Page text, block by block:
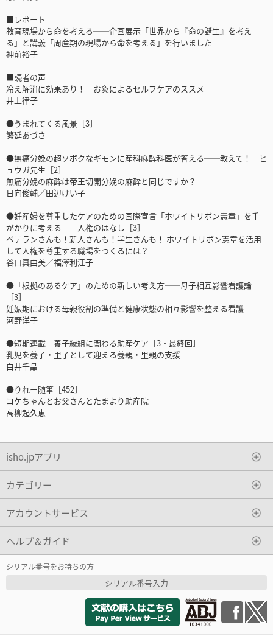
■レポート
教育現場から命を考える──企画展示「世界から『命の誕生』を考え
る」と講義「周産期の現場から命を考える」を行いました
神前裕子
■読者の声
冷え解消に効果あり！ お灸によるセルフケアのススメ
井上律子
●うまれてくる風景［3］
繁延あづさ
●無痛分娩の超ソボクなギモンに産科麻酔科医が答える──教えて！ ヒ
ュウガ先生［2］
無痛分娩の麻酔は帝王切開分娩の麻酔と同じですか？
日向俊輔／田辺けい子
●妊産婦を尊重したケアのための国際宣言「ホワイトリボン憲章」を手
がかりに考える──人権のはなし［3］
ベテランさんも！新人さんも！学生さんも！ ホワイトリボン憲章を活用
して人権を尊重する職場をつくるには？
谷口真由美／福澤利江子
●「根拠のあるケア」のための新しい考え方──母子相互影響看護論
［3］
妊娠期における母親役割の準備と健康状態の相互影響を整える看護
河野洋子
●短期連載 養子縁組に関わる助産ケア［3・最終回］
乳児を養子・里子として迎える養親・里親の支援
白井千晶
●りれー随筆［452］
コケちゃんとお父さんとたまより助産院
高柳起久恵
isho.jpアプリ
カテゴリー
アカウントサービス
ヘルプ＆ガイド
シリアル番号をお持ちの方
シリアル番号入力